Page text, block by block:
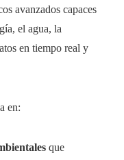
avanzados capaces
el agua, la
en tiempo real y
en:
que